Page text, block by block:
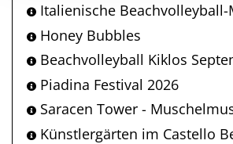
Italienische
Honey Bubbles
Beachvolleyball Kiklos
Piadina Festival 2026
Saracen Tower -
Künstlergärten im Castello